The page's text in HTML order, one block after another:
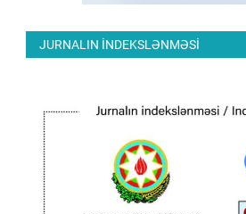
JURNALIN INDEKSLƏNMƏSI